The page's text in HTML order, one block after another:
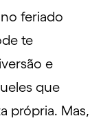
feriado
te
e
que
própria. Mas,